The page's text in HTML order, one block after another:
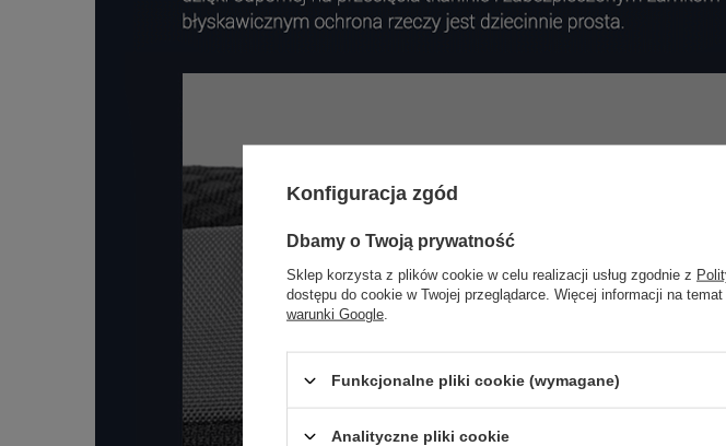
Konfiguracja zgód
Dbamy o Twoją prywatność
Sklep korzysta z plików cookie w celu realizacji usług zgodnie z
dostępu do cookie w Twojej przeglądarce. Więcej informacji na
warunki Google
Funkcjonalne pliki cookie (wymagane)
Analityczne pliki cookie